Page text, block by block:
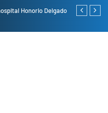
Honorio Delgado
Cambio de